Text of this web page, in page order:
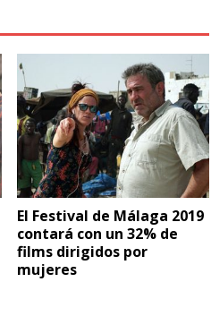
El Festival de Málaga 2019
contará con un 32% de
films dirigidos por
mujeres